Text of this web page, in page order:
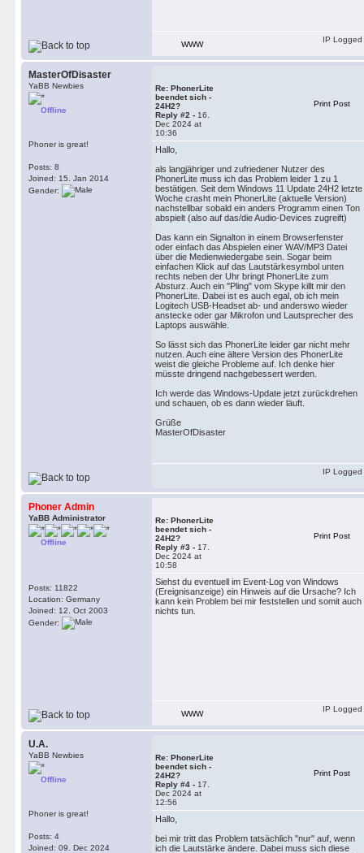
WWW
IP Logged
MasterOfDisaster
YaBB Newbies
Offline
Phoner is great!
Posts: 8
Joined: 15. Jan 2014
Gender:
Re: PhonerLite
beendet sich -
24H2?
Reply #2 - 16.
Dec 2024 at
10:36
Print Post
Hallo,
als langjähriger und zufriedener Nutzer des
PhonerLite muss ich das Problem leider 1 zu 1
bestätigen. Seit dem Windows 11 Update 24H2 letzte
Woche crasht mein PhonerLite (aktuelle Version)
nachstellbar sobald ein anders Programm einen Ton
abspielt (also auf das/die Audio-Devices zugreift)
Das kann ein Signalton in einem Browserfenster
oder einfach das Abspielen einer WAV/MP3 Datei
über die Medienwiedergabe sein. Sogar beim
einfachen Klick auf das Lautstärkesymbol unten
rechts neben der Uhr bringt PhonerLite zum
Absturz. Auch ein "Pling" vom Skype killt mir den
PhonerLite. Dabei ist es auch egal, ob ich mein
Logitech USB-Headset ab- und anderswo wieder
anstecke oder gar Mikrofon und Lautsprecher des
Laptops auswähle.
So lässt sich das PhonerLite leider gar nicht mehr
nutzen. Auch eine ältere Version des PhonerLite
weist die gleiche Probleme auf. Ich denke hier
müsste dringend nachgebessert werden.
Ich werde das Windows-Update jetzt zurückdrehen
und schauen, ob es dann wieder läuft.
Grüße
MasterOfDisaster
IP Logged
Phoner Admin
YaBB Administrator
Offline
Posts: 11822
Location: Germany
Joined: 12. Oct 2003
Gender:
Re: PhonerLite
beendet sich -
24H2?
Reply #3 - 17.
Dec 2024 at
10:58
Print Post
Siehst du eventuell im Event-Log von Windows
(Ereignisanzeige) ein Hinweis auf die Ursache? Ich
kann kein Problem bei mir feststellen und somit auch
nichts tun.
WWW
IP Logged
U.A.
YaBB Newbies
Offline
Phoner is great!
Posts: 4
Joined: 09. Dec 2024
Re: PhonerLite
beendet sich -
24H2?
Reply #4 - 17.
Dec 2024 at
12:56
Print Post
Hallo,
bei mir tritt das Problem tatsächlich "nur" auf, wenn
ich die Lautstärke ändere. Dabei muss sich diese